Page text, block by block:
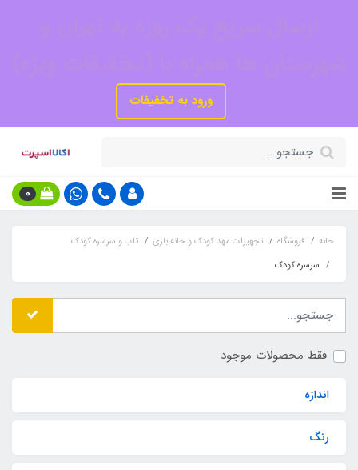
ورود به تخفیفات
0
خانه فروشگاه تجهیزات مهد کودک و خانه بازی
تاب و سرسره کودک
سرسره کودک
فقط محصولات موجود
اندازه
رنگ